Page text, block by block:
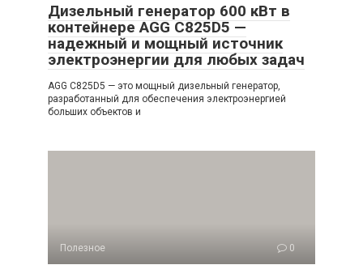
Дизельный генератор 600 кВт в
контейнере AGG C825D5 —
надежный и мощный источник
электроэнергии для любых задач
AGG C825D5 — это мощный дизельный генератор,
разработанный для обеспечения электроэнергией
больших объектов и
Полезное 0